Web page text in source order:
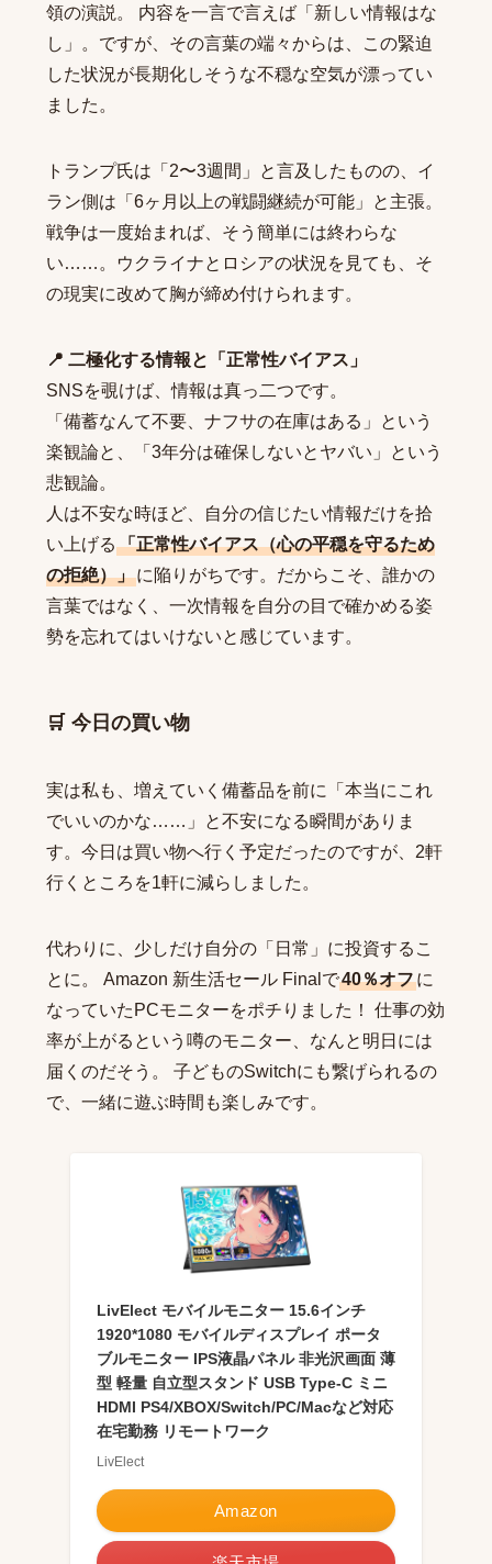
領の演説。 内容を一言で言えば「新しい情報はな
し」。ですが、その言葉の端々からは、この緊迫
した状況が長期化しそうな不穏な空気が漂ってい
ました。
トランプ氏は「2〜3週間」と言及したものの、イ
ラン側は「6ヶ月以上の戦闘継続が可能」と主張。
戦争は一度始まれば、そう簡単には終わらな
い……。ウクライナとロシアの状況を見ても、そ
の現実に改めて胸が締め付けられます。
📍 二極化する情報と「正常性バイアス」
SNSを覗けば、情報は真っ二つです。
「備蓄なんて不要、ナフサの在庫はある」という
楽観論と、「3年分は確保しないとヤバい」という
悲観論。
人は不安な時ほど、自分の信じたい情報だけを拾
い上げる 「正常性バイアス（心の平穏を守るため
の拒絶）」に陥りがちです。だからこそ、誰かの
言葉ではなく、一次情報を自分の目で確かめる姿
勢を忘れてはいけないと感じています。
🛒 今日 の買い物
実は私も、増えていく備蓄品を前に「本当にこれ
でいいのかな……」と不安になる瞬間がありま
す。今日は買い物へ行く予定だったのですが、2軒
行くところを1軒に減らしました。
代わりに、少しだけ自分の「日常」に投資するこ
とに。 Amazon 新生活セール Final で40％オフに
なっていたPCモニターをポチりました！ 仕事の効
率が上がるという噂のモニター、なんと明日には
届くのだそう。 子どものSwitchにも繋げられるの
で、一緒に遊ぶ時間も楽しみです。
LivElect モバイルモニター 15.6インチ
1920*1080 モバイルディスプレイ ポータ
ブルモニター IPS液晶パネル 非光沢画面 薄
型 軽量 自立型スタンド USB Type-C ミニ
HDMI PS4/XBOX/Switch/PC/Macなど対応
在宅勤務 リモートワーク
LivElect
Amazon